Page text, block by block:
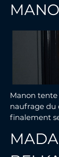
Manon tente
naufrage
finalement